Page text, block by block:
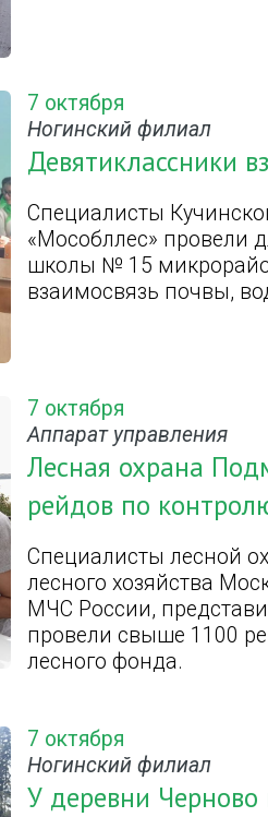
7 октября
Ногинский филиал
Девятиклассники
Специалисты
«Мособллес» провели
школы № 15
взаимосвязь почвы,
7 октября
Аппарат управления
Лесная охрана
рейдов по
Специалисты лесной
лесного хозяйства
МЧС России,
провели свыше 1100
лесного фонда.
7 октября
Ногинский филиал
У деревни Черново